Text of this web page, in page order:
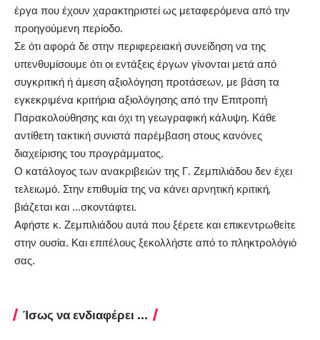
έργα που έχουν χαρακτηριστεί ως μεταφερόμενα από την
προηγούμενη περίοδο.
Σε ότι αφορά δε στην περιφερειακή συνείδηση να της
υπενθυμίσουμε ότι οι εντάξεις έργων γίνονται μετά από
συγκριτική ή άμεση αξιολόγηση προτάσεων, με βάση τα
εγκεκριμένα κριτήρια αξιολόγησης από την Επιτροπή
Παρακολούθησης και όχι τη γεωγραφική κάλυψη. Κάθε
αντίθετη τακτική συνιστά παρέμβαση στους κανόνες
διαχείρισης του προγράμματος.
Ο κατάλογος των ανακριβειών της Γ. Ζεμπιλιάδου δεν έχει
τελειωμό. Στην επιθυμία της να κάνει αρνητική κριτική,
βιάζεται και …σκοντάφτει.
Αφήστε κ. Ζεμπιλιάδου αυτά που ξέρετε και επικεντρωθείτε
στην ουσία. Και επιτέλους ξεκολλήστε από το πληκτρολόγιό
σας.
Ίσως να ενδιαφέρει ...